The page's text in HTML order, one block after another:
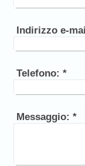
Indirizzo e-
Telefono: *
Messaggio: *